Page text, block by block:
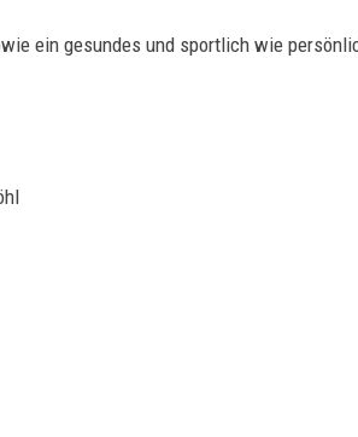
ein gesundes und sportlich wie